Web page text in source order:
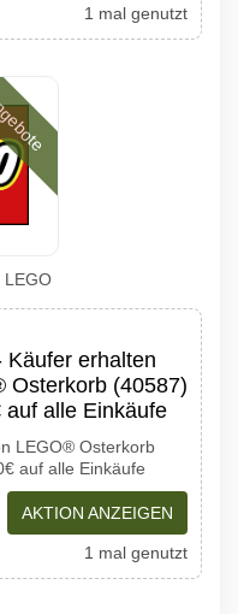
1 mal genutzt
LEGO
Käufer erhalten
Osterkorb (40587)
auf alle Einkäufe
LEGO® Osterkorb
auf alle Einkäufe
AKTION ANZEIGEN
1 mal genutzt